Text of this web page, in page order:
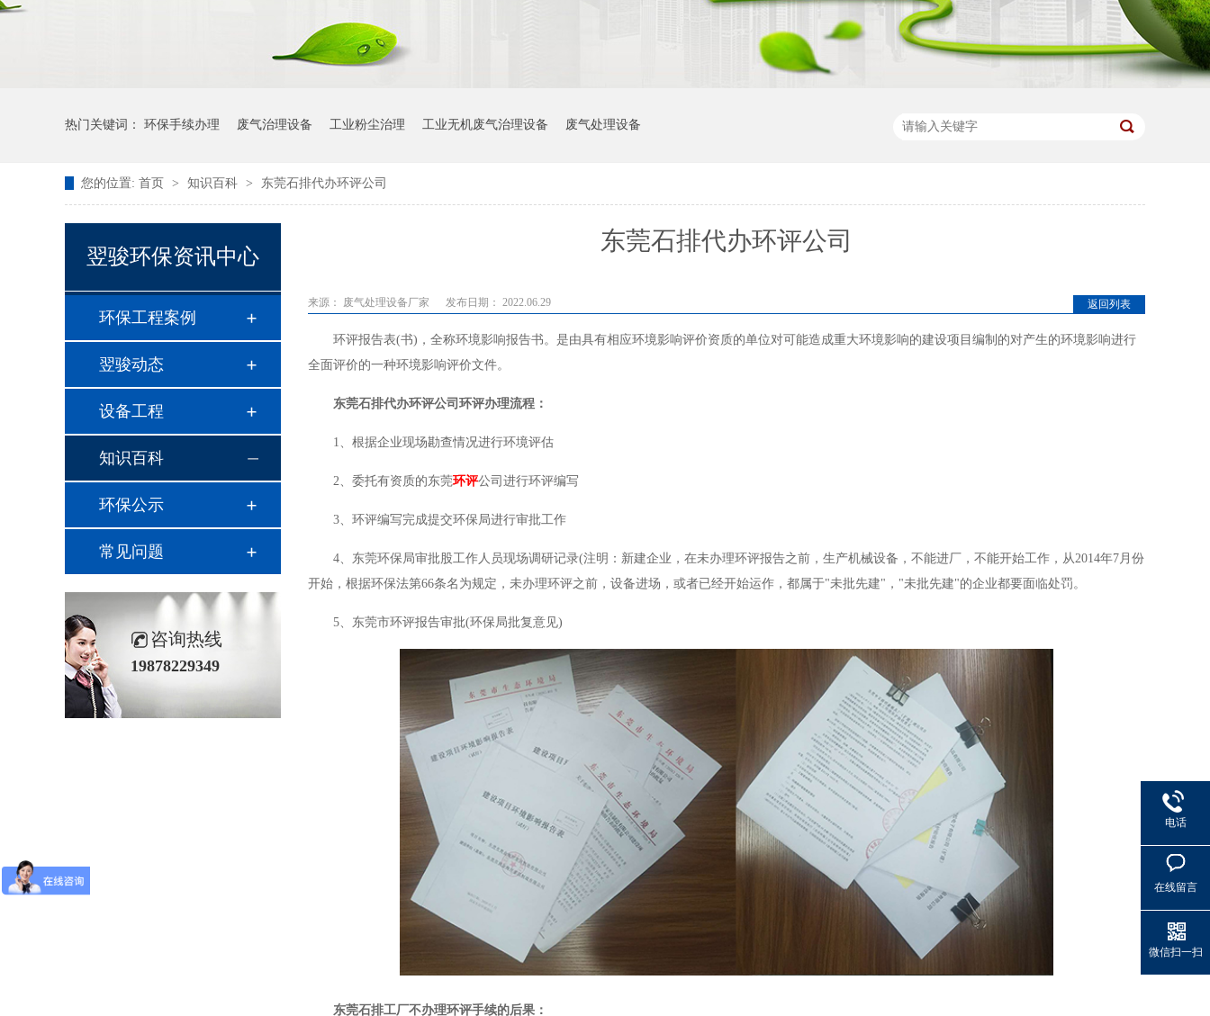
热门关键词： 环保手续办理 废气治理设备 工业粉尘治理 工业无机废气治理设备 废气处理设备
您的位置: 首页 > 知识百科 > 东莞石排代办环评公司
东莞石排代办环评公司
返回列表
来源： 废气处理设备厂家 发布日期： 2022.06.29
环评报告表(书)，全称环境影响报告书。是由具有相应环境影响评价资质的单位对可能造成重大环境影响的建设项目编制的对产生的环境影响进行
全面评价的一种环境影响评价文件。
东莞石排代办环评公司环评办理流程：
1、根据企业现场勘查情况进行环境评估
2、委托有资质的东莞环评公司进行环评编写
3、环评编写完成提交环保局进行审批工作
4、东莞环保局审批股工作人员现场调研记录(注明：新建企业，在未办理环评报告之前，生产机械设备，不能进厂，不能开始工作，从2014年7月份
开始，根据环保法第66条名为规定，未办理环评之前，设备进场，或者已经开始运作，都属于"未批先建"，"未批先建"的企业都要面临处罚。
5、东莞市环评报告审批(环保局批复意见)
东莞石排工厂不办理环评手续的后果：
翌骏环保资讯中心
环保工程案例
翌骏动态
设备工程
知识百科
环保公示
常见问题
咨询热线
19878229349
电话
在线留言
微信扫一扫